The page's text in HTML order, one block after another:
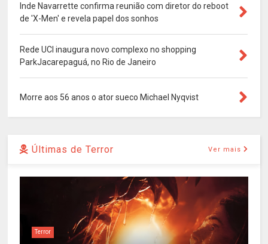
Inde Navarrette confirma reunião com diretor do reboot
de 'X-Men' e revela papel dos sonhos
Rede UCI inaugura novo complexo no shopping
ParkJacarepaguá, no Rio de Janeiro
Morre aos 56 anos o ator sueco Michael Nyqvist
Últimas de Terror Ver mais
Terror